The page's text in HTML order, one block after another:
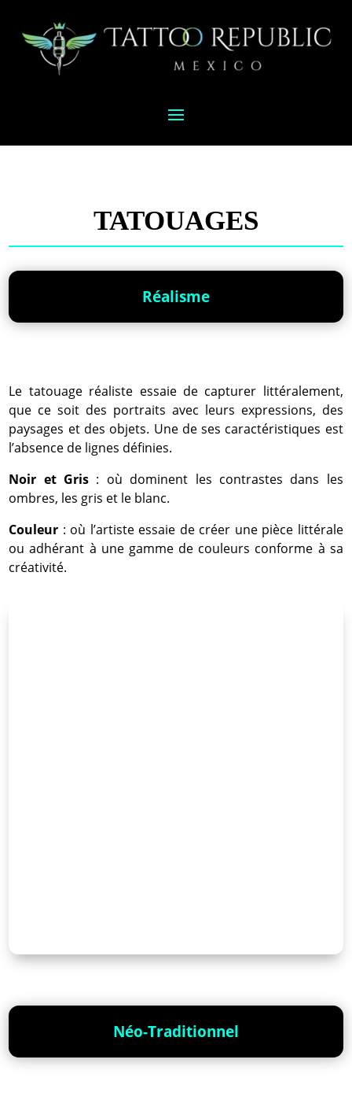
TATOUAGES
Réalisme
Le tatouage réaliste essaie de capturer littéralement,
que ce soit des portraits avec leurs expressions, des
paysages et des objets. Une de ses caractéristiques est
l’absence de lignes définies.
Noir et Gris : où dominent les contrastes dans les
ombres, les gris et le blanc.
Couleur : où l’artiste essaie de créer une pièce littérale
ou adhérant à une gamme de couleurs conforme à sa
créativité.
Néo-Traditionnel